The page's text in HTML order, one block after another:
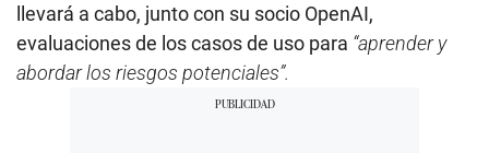
llevará a cabo, junto con su socio OpenAI,
evaluaciones de los casos de uso para “aprender y
abordar los riesgos potenciales”.